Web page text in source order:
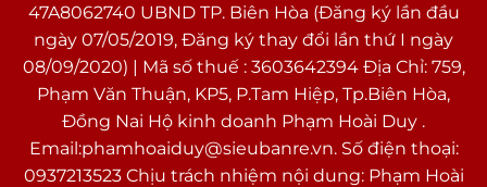
47A8062740 UBND TP. Biên Hòa (Đăng ký lần đầu
ngày 07/05/2019, Đăng ký thay đổi lần thứ I ngày
08/09/2020) | Mã số thuế : 3603642394 Địa Chỉ: 759,
Phạm Văn Thuận, KP5, P.Tam Hiệp, Tp.Biên Hòa,
Đồng Nai Hộ kinh doanh Phạm Hoài Duy .
Email:phamhoaiduy@sieubanre.vn. Số điện thoại:
0937213523 Chịu trách nhiệm nội dung: Phạm Hoài